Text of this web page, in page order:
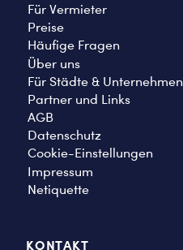
Für Vermieter
Preise
Häufige Fragen
Über uns
Für Städte & Unternehmen
Partner und Links
AGB
Datenschutz
Cookie-Einstellungen
Impressum
Netiquette
KONTAKT